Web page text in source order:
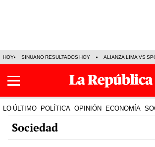
HOY SINUANO RESULTADOS HOY ALIANZA LIMA VS
LO ÚLTIMO POLÍTICA OPINIÓN ECONOMÍA
Sociedad